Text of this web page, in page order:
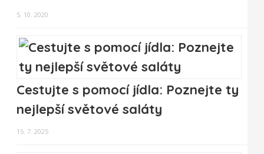
5. 10. 2020
Cestujte s pomocí jídla: Poznejte ty
nejlepší světové saláty
15. 7. 2025